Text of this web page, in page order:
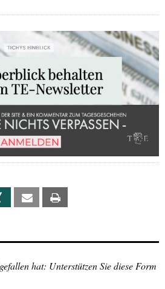
Xing Email
hat: Unterstützen Sie diese Form